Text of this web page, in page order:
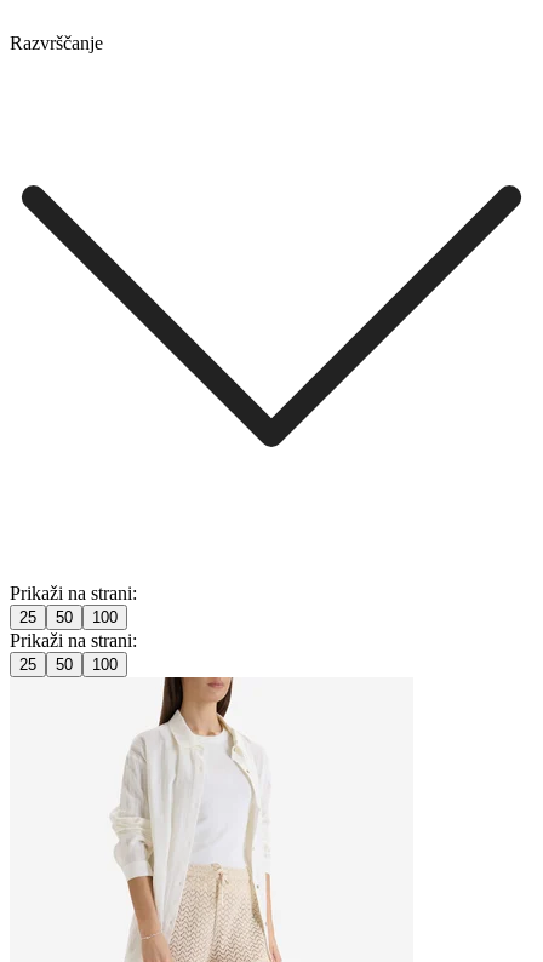
Razvrščanje
Prikaži na strani:
25 50 100
Prikaži na strani:
25 50 100